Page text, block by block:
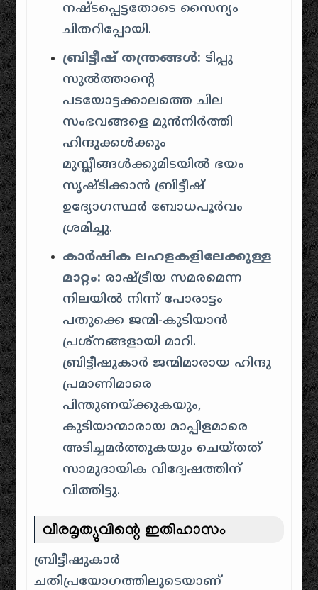
നഷ്ടപ്പെട്ടതോടെ സൈന്യം
ചിതറിപ്പോയി.
ബ്രിട്ടീഷ് തന്ത്രങ്ങൾ: ടിപ്പു
സുൽത്താന്റെ
പടയോട്ടക്കാലത്തെ ചില
സംഭവങ്ങളെ മുൻനിർത്തി
ഹിന്ദുക്കൾക്കും
മുസ്ലീങ്ങൾക്കുമിടയിൽ ഭയം
സൃഷ്ടിക്കാൻ ബ്രിട്ടീഷ്
ഉദ്യോഗസ്ഥർ ബോധപൂർവം
ശ്രമിച്ചു.
കാർഷിക ലഹളകളിലേക്കുള്ള
മാറ്റം: രാഷ്ട്രീയ സമരമെന്ന
നിലയിൽ നിന്ന് പോരാട്ടം
പതുക്കെ ജന്മി-കുടിയാൻ
പ്രശ്നങ്ങളായി മാറി.
ബ്രിട്ടീഷുകാർ ജന്മിമാരായ ഹിന്ദു
പ്രമാണിമാരെ
പിന്തുണയ്ക്കുകയും,
കുടിയാന്മാരായ മാപ്പിളമാരെ
അടിച്ചമർത്തുകയും ചെയ്തത്
സാമുദായിക വിദ്വേഷത്തിന്
വിത്തിട്ടു.
വീരമൃത്യുവിന്റെ ഇതിഹാസം
ബ്രിട്ടീഷുകാർ
ചതിപ്രയോഗത്തിലൂടെയാണ്